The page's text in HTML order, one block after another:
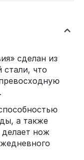
сделан из
стали, что
а также
нож